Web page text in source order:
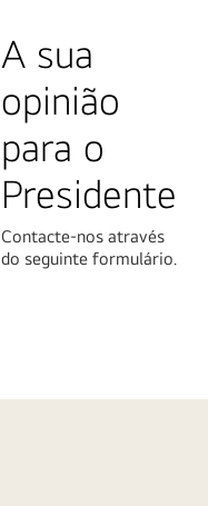
A sua
opinião
para o
Presidente
Contacte-nos através
do seguinte formulário.